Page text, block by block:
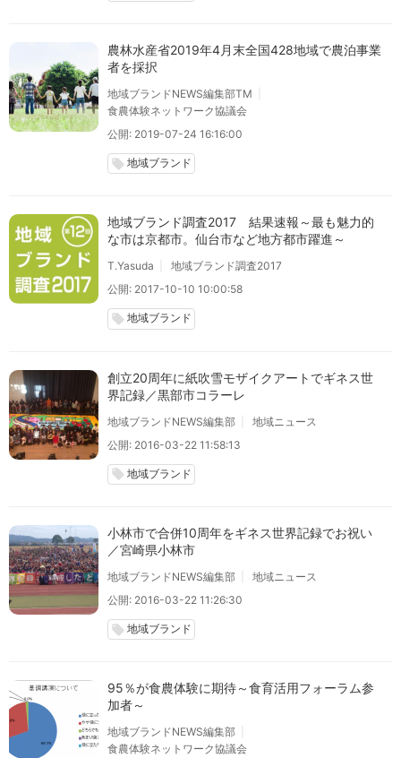
農林水産省2019年4月末全国428地域で農泊事業
者を採択
地域ブランドNEWS編集部TM
食農体験ネットワーク協議会
公開: 2019-07-24 16:16:00
local_offer 地域ブランド
地域ブランド調査2017 結果速報～最も魅力的
な市は京都市。仙台市など地方都市躍進～
T.Yasuda
地域ブランド調査2017
公開: 2017-10-10 10:00:58
local_offer 地域ブランド
創立20周年に紙吹雪モザイクアートでギネス世
界記録／黒部市コラーレ
地域ブランドNEWS編集部
地域ニュース
公開: 2016-03-22 11:58:13
local_offer 地域ブランド
小林市で合併10周年をギネス世界記録でお祝い
／宮崎県小林市
地域ブランドNEWS編集部
地域ニュース
公開: 2016-03-22 11:26:30
local_offer 地域ブランド
95％が食農体験に期待～食育活用フォーラム参
加者～
地域ブランドNEWS編集部
食農体験ネットワーク協議会